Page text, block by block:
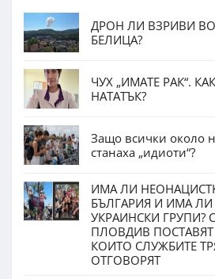
ДРОН ЛИ ВЗРИВИ
БЕЛИЦА?
ЧУХ „ИМАТЕ РАК“.
НАТАТЪК?
Защо всички около
станаха „идиоти“?
ИМА ЛИ
БЪЛГАРИЯ И ИМА ЛИ
УКРАИНСКИ ГРУПИ?
ПЛОВДИВ
КОИТО СЛУЖБИТЕ
ОТГОВОРЯТ